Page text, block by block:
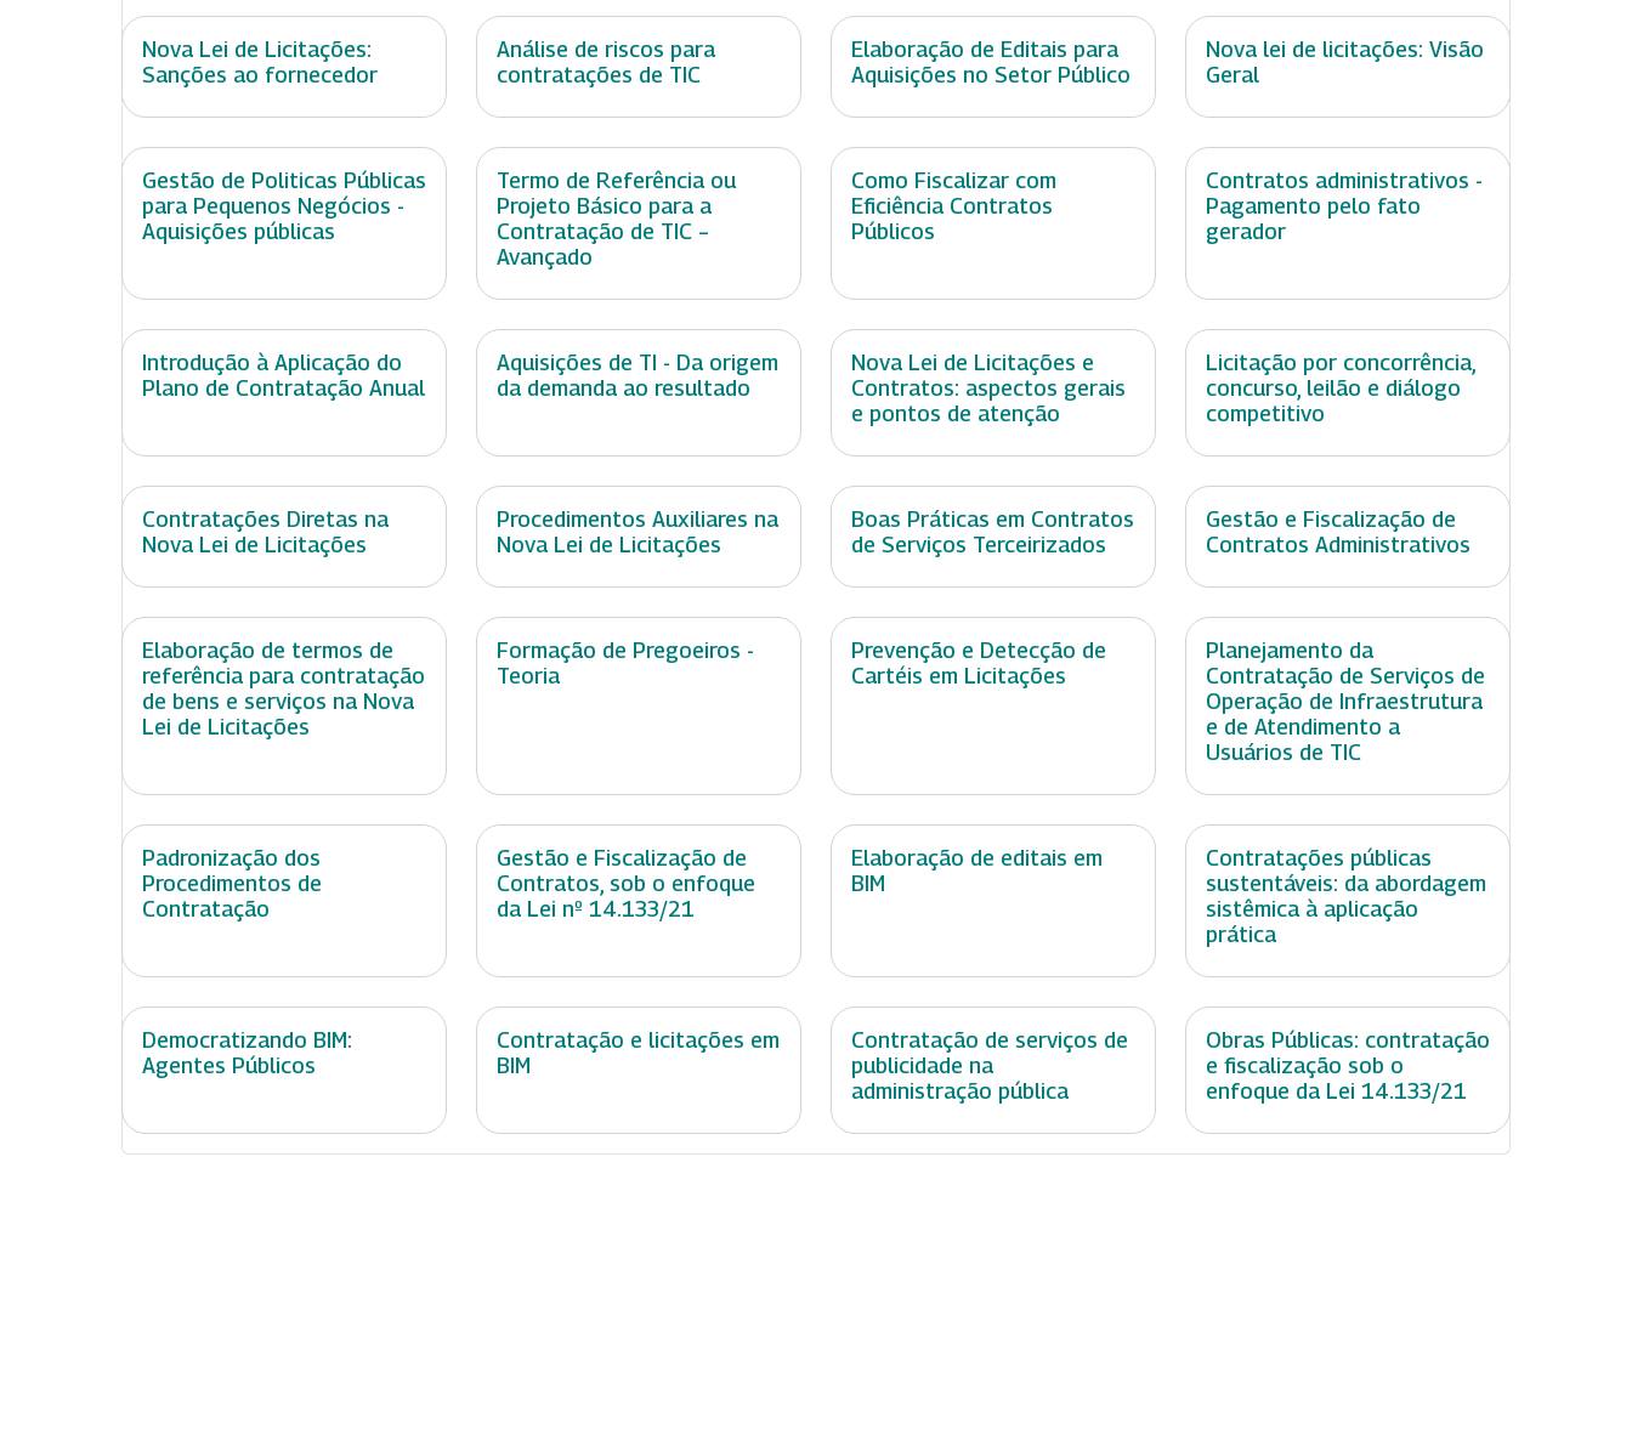
Nova Lei de Licitações:
Sanções ao fornecedor
Análise de riscos para
contratações de TIC
Elaboração de Editais para
Aquisições no Setor Público
Nova lei de licitações: Visão
Geral
Gestão de Politicas Públicas
para Pequenos Negócios -
Aquisições públicas
Termo de Referência ou
Projeto Básico para a
Contratação de TIC –
Avançado
Como Fiscalizar com
Eficiência Contratos
Públicos
Contratos administrativos -
Pagamento pelo fato
gerador
Introdução à Aplicação do
Plano de Contratação Anual
Aquisições de TI - Da origem
da demanda ao resultado
Nova Lei de Licitações e
Contratos: aspectos gerais
e pontos de atenção
Licitação por concorrência,
concurso, leilão e diálogo
competitivo
Contratações Diretas na
Nova Lei de Licitações
Procedimentos Auxiliares na
Nova Lei de Licitações
Boas Práticas em Contratos
de Serviços Terceirizados
Gestão e Fiscalização de
Contratos Administrativos
Elaboração de termos de
referência para contratação
de bens e serviços na Nova
Lei de Licitações
Formação de Pregoeiros -
Teoria
Prevenção e Detecção de
Cartéis em Licitações
Planejamento da
Contratação de Serviços de
Operação de Infraestrutura
e de Atendimento a
Usuários de TIC
Padronização dos
Procedimentos de
Contratação
Gestão e Fiscalização de
Contratos, sob o enfoque
da Lei nº 14.133/21
Elaboração de editais em
BIM
Contratações públicas
sustentáveis: da abordagem
sistêmica à aplicação
prática
Democratizando BIM:
Agentes Públicos
Contratação e licitações em
BIM
Contratação de serviços de
publicidade na
administração pública
Obras Públicas: contratação
e fiscalização sob o
enfoque da Lei 14.133/21